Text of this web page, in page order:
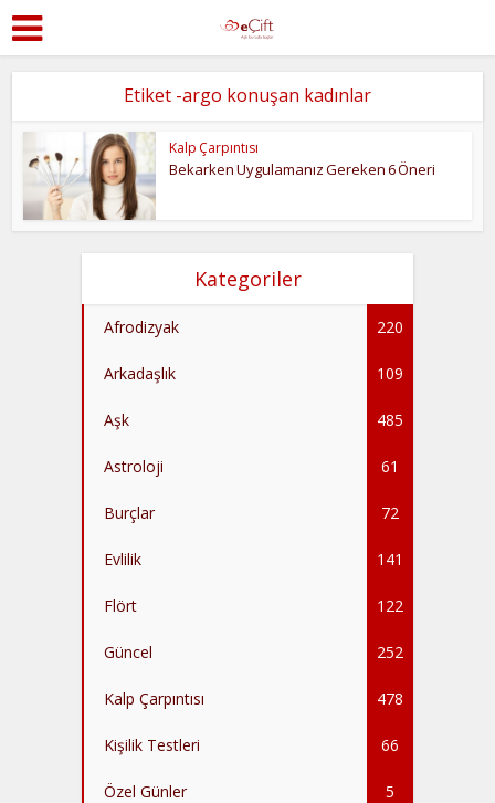
Etiket -argo konuşan kadınlar
Kalp Çarpıntısı
Bekarken Uygulamanız Gereken 6 Öneri
Kategoriler
Afrodizyak 220
Arkadaşlık 109
Aşk 485
Astroloji 61
Burçlar 72
Evlilik 141
Flört 122
Güncel 252
Kalp Çarpıntısı 478
Kişilik Testleri 66
Özel Günler 5